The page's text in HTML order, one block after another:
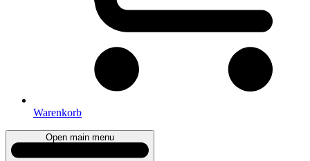
Warenkorb
Open main menu